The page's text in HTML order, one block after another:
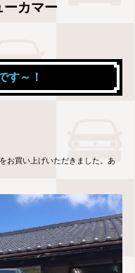
カマー
す～！
お買い上げいただきました。あ